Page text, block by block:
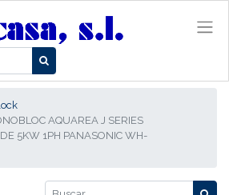
AQUAREA J SERIES
5KW 1PH PANASONIC WH-